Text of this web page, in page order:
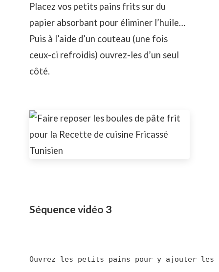
Placez vos petits pains frits sur du
papier absorbant pour éliminer l’huile…
Puis à l’aide d’un couteau (une fois
ceux-ci refroidis) ouvrez-les d’un seul
côté.
Séquence vidéo 3
Ouvrez les petits pains pour y ajouter les